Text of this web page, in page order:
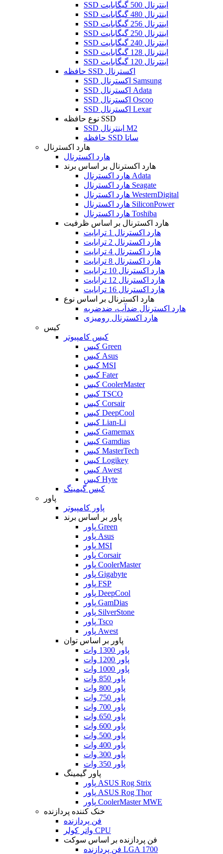
SSD اینترنال 500 گیگابایت
SSD اینترنال 480 گیگابایت
SSD اینترنال 256 گیگابایت
SSD اینترنال 250 گیگابایت
SSD اینترنال 240 گیگابایت
SSD اینترنال 128 گیگابایت
SSD اینترنال 120 گیگابایت
حافظه SSD اکسترنال
SSD اکسترنال Samsung
SSD اکسترنال Adata
SSD اکسترنال Oscoo
SSD اکسترنال Lexar
نوع حافظه SSD
SSD اینترنال M2
حافظه SSD ساتا
هارد اکسترنال
هارد اکسترنال
هارد اکسترنال بر اساس برند
هارد اکسترنال Adata
هارد اکسترنال Seagate
هارد اکسترنال WesternDigital
هارد اکسترنال SiliconPower
هارد اکسترنال Toshiba
هارد اکسترنال بر اساس ظرفیت
هارد اکسترنال 1 ترابایت
هارد اکسترنال 2 ترابایت
هارد اکسترنال 4 ترابایت
هارد اکسترنال 8 ترابایت
هارد اکسترنال 10 ترابایت
هارد اکسترنال 12 ترابایت
هارد اکسترنال 16 ترابایت
هارد اکسترنال بر اساس نوع
هارد اکسترنال ضدآب، ضدضربه
هارد اکسترنال رومیزی
کیس
کیس کامپیوتر
کیس Green
کیس Asus
کیس MSI
کیس Fater
کیس CoolerMaster
کیس TSCO
کیس Corsair
کیس DeepCool
کیس Lian-Li
کیس Gamemax
کیس Gamdias
کیس MasterTech
کیس Logikey
کیس Awest
کیس Hyte
کیس گیمینگ
پاور
پاور کامپیوتر
پاور بر اساس برند
پاور Green
پاور Asus
پاور MSI
پاور Corsair
پاور CoolerMaster
پاور Gigabyte
پاور FSP
پاور DeepCool
پاور GamDias
پاور SilverStone
پاور Tsco
پاور Awest
پاور بر اساس توان
پاور 1300 وات
پاور 1200 وات
پاور 1000 وات
پاور 850 وات
پاور 800 وات
پاور 750 وات
پاور 700 وات
پاور 650 وات
پاور 600 وات
پاور 500 وات
پاور 400 وات
پاور 300 وات
پاور 350 وات
پاور گیمینگ
پاور ASUS Rog Strix
پاور ASUS Rog Thor
پاور CoolerMaster MWE
خنک کننده پردازنده
فن پردازنده
واتر کولر CPU
فن پردازنده بر اساس سوکت
فن پردازنده LGA 1700